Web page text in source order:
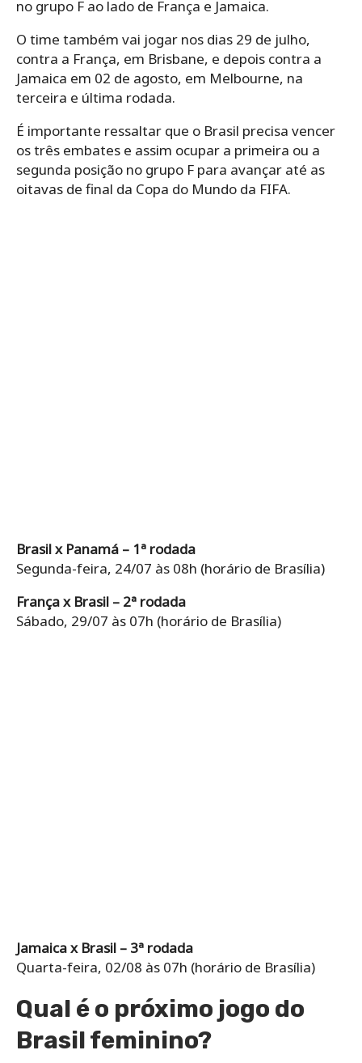
no grupo F ao lado de França e Jamaica.
O time também vai jogar nos dias 29 de julho,
contra a França, em Brisbane, e depois contra a
Jamaica em 02 de agosto, em Melbourne, na
terceira e última rodada.
É importante ressaltar que o Brasil precisa vencer
os três embates e assim ocupar a primeira ou a
segunda posição no grupo F para avançar até as
oitavas de final da Copa do Mundo da FIFA.
Brasil x Panamá – 1ª rodada
Segunda-feira, 24/07 às 08h (horário de Brasília)
França x Brasil – 2ª rodada
Sábado, 29/07 às 07h (horário de Brasília)
Jamaica x Brasil – 3ª rodada
Quarta-feira, 02/08 às 07h (horário de Brasília)
Qual é o próximo jogo do
Brasil feminino?